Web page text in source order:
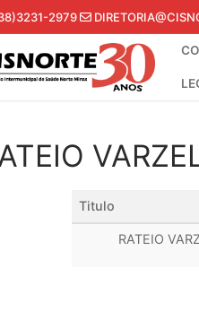
2979
Titulo
RATEIO